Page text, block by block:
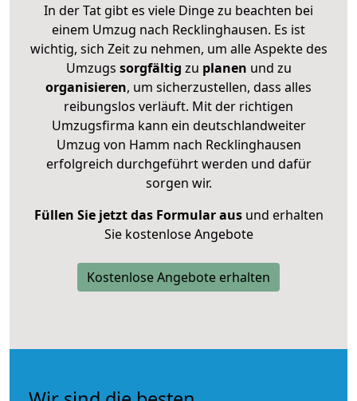
In der Tat gibt es viele Dinge zu beachten bei
einem Umzug nach Recklinghausen. Es ist
wichtig, sich Zeit zu nehmen, um alle Aspekte des
Umzugs sorgfältig zu planen und zu
organisieren, um sicherzustellen, dass alles
reibungslos verläuft. Mit der richtigen
Umzugsfirma kann ein deutschlandweiter
Umzug von Hamm nach Recklinghausen
erfolgreich durchgeführt werden und dafür
sorgen wir.
Füllen Sie jetzt das Formular ausund erhalten
Sie kostenlose Angebote
Kostenlose Angebote erhalten